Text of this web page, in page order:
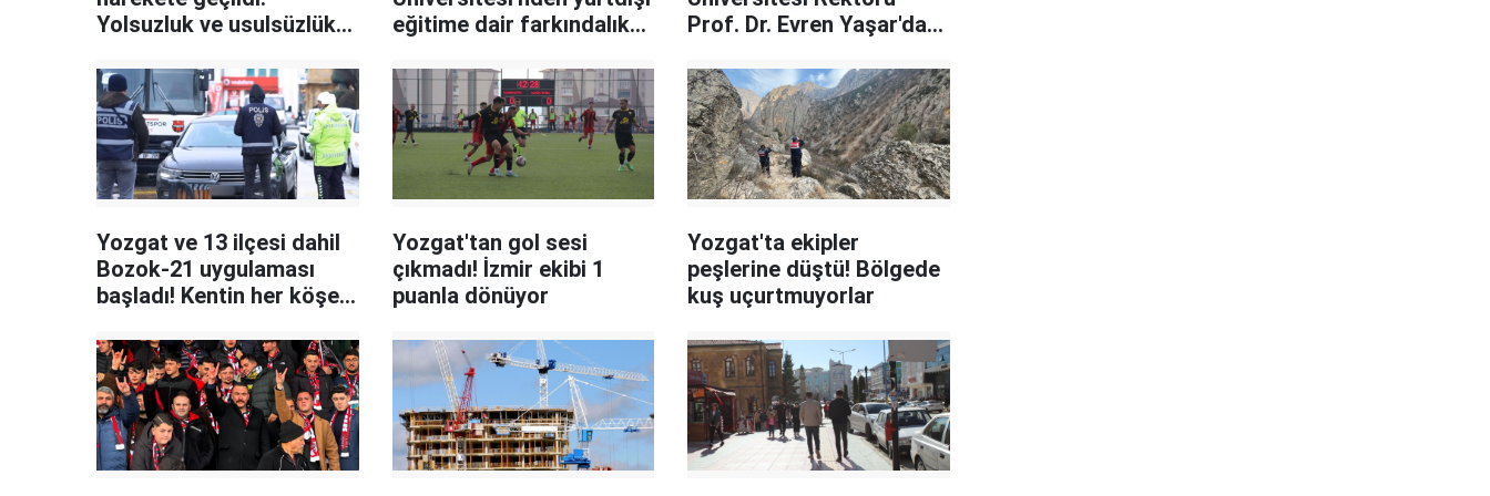
Yolsuzluk ve usulsüzlük
eğitime dair farkındalık
Prof. Dr. Evren Yaşar'dan
Yozgat ve 13 ilçesi dahil
Bozok-21 uygulaması
başladı! Kentin her köşe
Yozgat'tan gol sesi
çıkmadı! İzmir ekibi 1
puanla dönüyor
Yozgat'ta ekipler
peşlerine düştü! Bölgede
kuş uçurtmuyorlar